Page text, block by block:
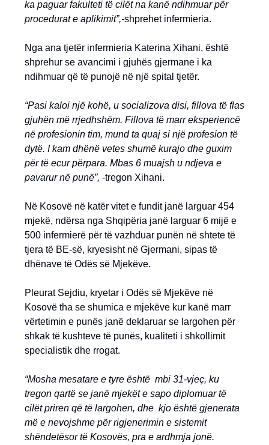
ka paguar fakulteti të cilët na kanë ndihmuar për
procedurat e aplikimit”,-shprehet infermieria.
Nga ana tjetër infermieria Katerina Xihani, është
shprehur se avancimi i gjuhës gjermane i ka
ndihmuar që të punojë në një spital tjetër.
“Pasi kaloi një kohë, u socializova disi, fillova të flas
gjuhën më rrjedhshëm. Fillova të marr eksperiencë
në profesionin tim, mund ta quaj si një profesion të
dytë. I kam dhënë vetes shumë kurajo dhe guxim
për të ecur përpara. Mbas 6 muajsh u ndjeva e
pavarur në punë”, -tregon Xihani.
Në Kosovë në katër vitet e fundit janë larguar 454
mjekë, ndërsa nga Shqipëria janë larguar 6 mijë e
500 infermierë për të vazhduar punën në shtete të
tjera të BE-së, kryesisht në Gjermani, sipas të
dhënave të Odës së Mjekëve.
Pleurat Sejdiu, kryetar i Odës së Mjekëve në
Kosovë tha se shumica e mjekëve kur kanë marr
vërtetimin e punës janë deklaruar se largohen për
shkak të kushteve të punës, kualiteti i shkollimit
specialistik dhe rrogat.
“Mosha mesatare e tyre është mbi 31-vjeç, ku
tregon qartë se janë mjekët e sapo diplomuar të
cilët priren që të largohen, dhe kjo është gjenerata
më e nevojshme për rigjenerimin e sistemit
shëndetësor të Kosovës, pra e ardhmja jonë.